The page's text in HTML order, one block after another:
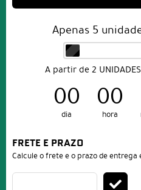
Apenas 5
A partir de 2
00
dia
00
hora
FRETE E PRAZO
Calcule o frete e o prazo de